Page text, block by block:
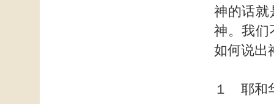
神的话就
神。我们
如何说出
１ 耶和